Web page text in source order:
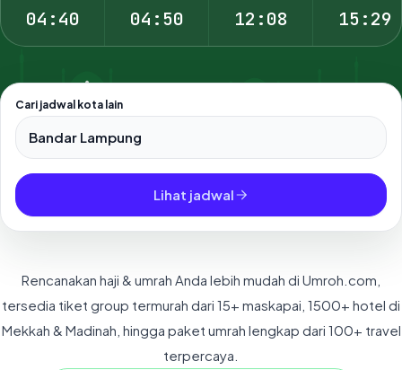
04:40 04:50 12:08 15:29
Cari jadwal kota lain
Pilih salah satu dari 500+ kota dan kabupaten di Indonesia.
Lihat jadwal
Rencanakan haji & umrah Anda lebih mudah di Umroh.com,
tersedia tiket group termurah dari 15+ maskapai, 1500+ hotel di
Mekkah & Madinah, hingga paket umrah lengkap dari 100+ travel
terpercaya.